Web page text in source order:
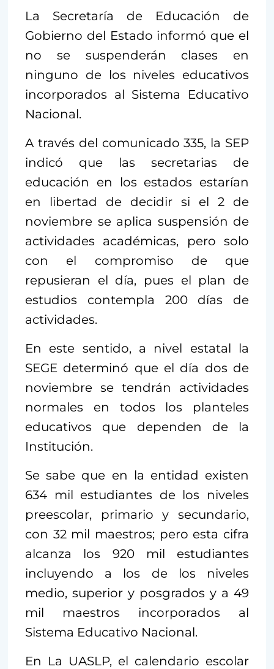
La Secretaría de Educación de
Gobierno del Estado informó que el
no se suspenderán clases en
ninguno de los niveles educativos
incorporados al Sistema Educativo
Nacional.
A través del comunicado 335, la SEP
indicó que las secretarias de
educación en los estados estarían
en libertad de decidir si el 2 de
noviembre se aplica suspensión de
actividades académicas, pero solo
con el compromiso de que
repusieran el día, pues el plan de
estudios contempla 200 días de
actividades.
En este sentido, a nivel estatal la
SEGE determinó que el día dos de
noviembre se tendrán actividades
normales en todos los planteles
educativos que dependen de la
Institución.
Se sabe que en la entidad existen
634 mil estudiantes de los niveles
preescolar, primario y secundario,
con 32 mil maestros; pero esta cifra
alcanza los 920 mil estudiantes
incluyendo a los de los niveles
medio, superior y posgrados y a 49
mil maestros incorporados al
Sistema Educativo Nacional.
En La UASLP, el calendario escolar